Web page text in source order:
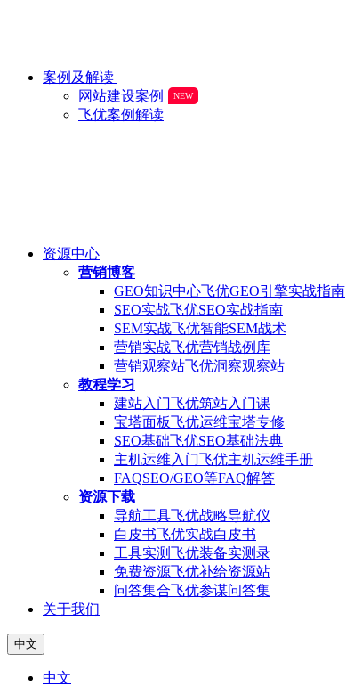
案例及解读
网站建设案例
NEW
飞优案例解读
资源中心
营销博客
GEO知识中心飞优GEO引擎实战指南
SEO实战飞优SEO实战指南
SEM实战飞优智能SEM战术
营销实战飞优营销战例库
营销观察站飞优洞察观察站
教程学习
建站入门飞优筑站入门课
宝塔面板飞优运维宝塔专修
SEO基础飞优SEO基础法典
主机运维入门飞优主机运维手册
FAQSEO/GEO等FAQ解答
资源下载
导航工具飞优战略导航仪
白皮书飞优实战白皮书
工具实测飞优装备实测录
免费资源飞优补给资源站
问答集合飞优参谋问答集
关于我们
中文
中文